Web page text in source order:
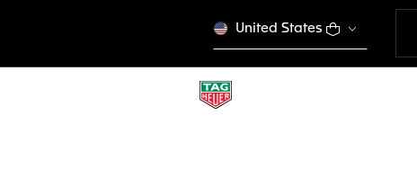
United States